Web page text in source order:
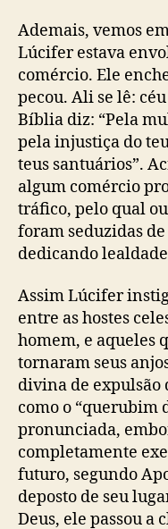
Ademais, vemos
Lúcifer estava
comércio. Ele
pecou. Ali se lê:
Bíblia diz: “Pela
pela injustiça do
teus santuários”.
algum comércio
tráfico, pelo qual
foram seduzidas
dedicando
Assim Lúcifer
entre as hostes
homem, e aqueles
tornaram seus
divina de expulsão
como o “querubim
pronunciada,
completamente
futuro, segundo
deposto de seu
Deus, ele passou a